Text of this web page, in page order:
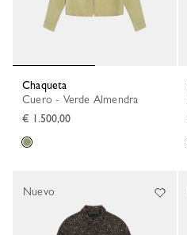
Chaqueta
Cuero - Verde Almendra
€ 1.500,00
Nuevo